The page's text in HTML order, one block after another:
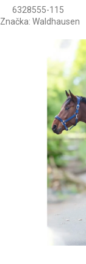
6328555-115
Značka: Waldhausen